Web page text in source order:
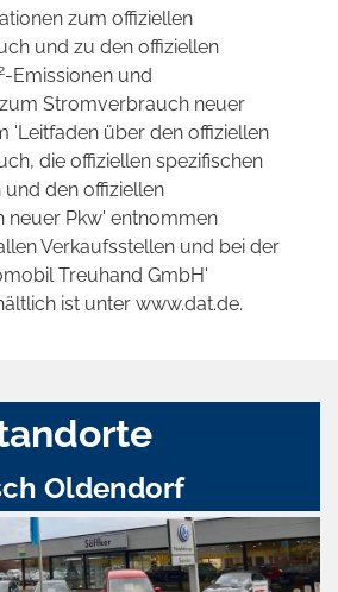
zum offiziellen
und zu den offiziellen
-Emissionen und
Stromverbrauch neuer
'Leitfaden über den offiziellen
die offiziellen spezifischen
und den offiziellen
neuer Pkw' entnommen
Verkaufsstellen und bei der
Treuhand GmbH'
ist unter www.dat.de.
Oldendorf